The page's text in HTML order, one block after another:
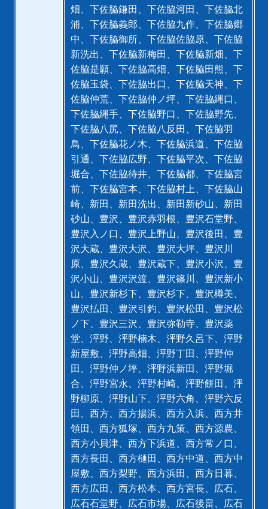
畑、下佐脇鎌田、下佐脇河田、下佐脇北
浦、下佐脇義郎、下佐脇九作、下佐脇郷
中、下佐脇御所、下佐脇佐脇原、下佐脇
新洗出、下佐脇新梅田、下佐脇新畑、下
佐脇是願、下佐脇高畑、下佐脇田熊、下
佐脇玉袋、下佐脇出口、下佐脇天神、下
佐脇仲荒、下佐脇仲ノ坪、下佐脇縄口、
下佐脇縄手、下佐脇野口、下佐脇野先、
下佐脇八尻、下佐脇八反田、下佐脇羽
鳥、下佐脇花ノ木、下佐脇浜道、下佐脇
引通、下佐脇広野、下佐脇平次、下佐脇
堀合、下佐脇待井、下佐脇都、下佐脇宮
前、下佐脇宮本、下佐脇村上、下佐脇山
崎、新田、新田洗出、新田新砂山、新田
砂山、豊沢、豊沢赤羽根、豊沢石堂野、
豊沢入ノ口、豊沢上野山、豊沢後田、豊
沢大蔵、豊沢大沢、豊沢大坪、豊沢川
原、豊沢久蔵、豊沢蔵下、豊沢小沢、豊
沢小山、豊沢沢渡、豊沢篠川、豊沢新小
山、豊沢新杉下、豊沢杉下、豊沢樽美、
豊沢払田、豊沢引釣、豊沢松田、豊沢松
ノ下、豊沢三沢、豊沢弥勒寺、豊沢薬
堂、泙野、泙野楠木、泙野久呂下、泙野
新屋敷、泙野高畑、泙野丁田、泙野仲
田、泙野仲ノ坪、泙野浜新田、泙野堀
合、泙野宮永、泙野村崎、泙野餅田、泙
野柳原、泙野山下、泙野六角、泙野六反
田、西方、西方揚浜、西方入浜、西方井
領田、西方狐塚、西方九策、西方源農、
西方小貝津、西方下浜道、西方常ノ口、
西方長田、西方樋田、西方中道、西方中
屋敷、西方梨野、西方浜田、西方日暮、
西方広田、西方松本、西方宮長、広石、
広石石堂野、広石市場、広石後畠、広石